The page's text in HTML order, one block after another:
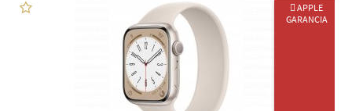
 APPLE
GARANCIA